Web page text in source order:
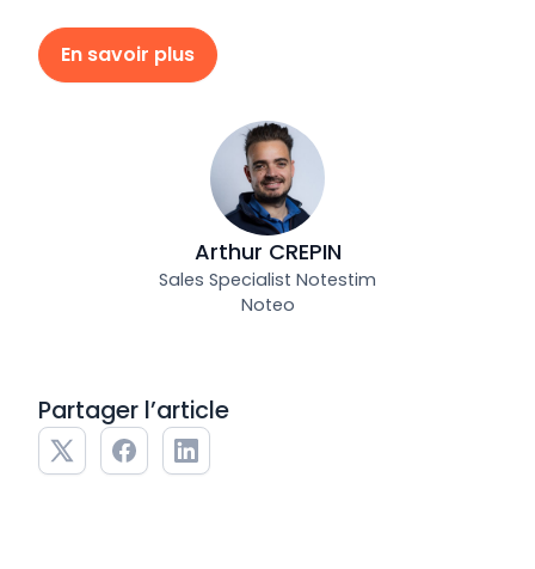
Partager l’article
En savoir plus
Arthur CREPIN
Sales Specialist Notestim
Noteo